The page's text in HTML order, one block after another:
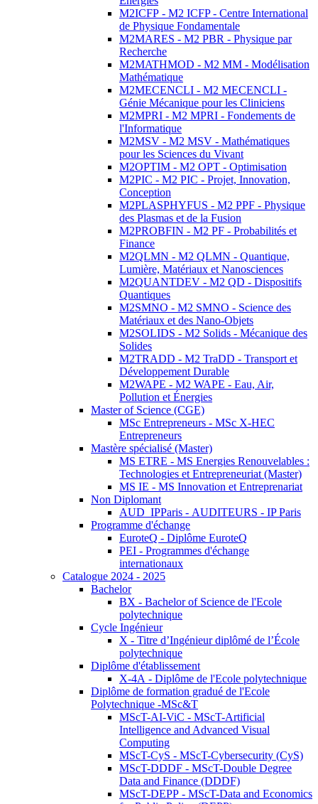
M2ICFP - M2 ICFP - Centre International
de Physique Fondamentale
M2MARES - M2 PBR - Physique par
Recherche
M2MATHMOD - M2 MM - Modélisation
Mathématique
M2MECENCLI - M2 MECENCLI -
Génie Mécanique pour les Cliniciens
M2MPRI - M2 MPRI - Fondements de
l'Informatique
M2MSV - M2 MSV - Mathématiques
pour les Sciences du Vivant
M2OPTIM - M2 OPT - Optimisation
M2PIC - M2 PIC - Projet, Innovation,
Conception
M2PLASPHYFUS - M2 PPF - Physique
des Plasmas et de la Fusion
M2PROBFIN - M2 PF - Probabilités et
Finance
M2QLMN - M2 QLMN - Quantique,
Lumière, Matériaux et Nanosciences
M2QUANTDEV - M2 QD - Dispositifs
Quantiques
M2SMNO - M2 SMNO - Science des
Matériaux et des Nano-Objets
M2SOLIDS - M2 Solids - Mécanique des
Solides
M2TRADD - M2 TraDD - Transport et
Développement Durable
M2WAPE - M2 WAPE - Eau, Air,
Pollution et Énergies
Master of Science (CGE)
MSc Entrepreneurs - MSc X-HEC
Entrepreneurs
Mastère spécialisé (Master)
MS ETRE - MS Energies Renouvelables :
Technologies et Entrepreneuriat (Master)
MS IE - MS Innovation et Entreprenariat
Non Diplomant
AUD_IPParis - AUDITEURS - IP Paris
Programme d'échange
EuroteQ - Diplôme EuroteQ
PEI - Programmes d'échange
internationaux
Catalogue 2024 - 2025
Bachelor
BX - Bachelor of Science de l'Ecole
polytechnique
Cycle Ingénieur
X - Titre d’Ingénieur diplômé de l’École
polytechnique
Diplôme d'établissement
X-4A - Diplôme de l'Ecole polytechnique
Diplôme de formation gradué de l'Ecole
Polytechnique -MSc&T
MScT-AI-ViC - MScT-Artificial
Intelligence and Advanced Visual
Computing
MScT-CyS - MScT-Cybersecurity (CyS)
MScT-DDDF - MScT-Double Degree
Data and Finance (DDDF)
MScT-DEPP - MScT-Data and Economics